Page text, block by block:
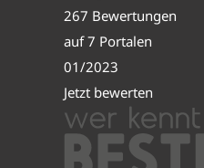
267 Bewertungen
auf 7 Portalen
01/2023
Jetzt bewerten